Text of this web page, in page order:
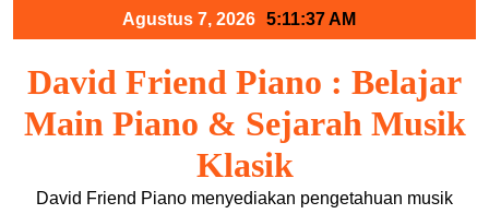
Agustus 7, 2026 5:11:37 AM
David Friend Piano : Belajar
Main Piano & Sejarah Musik
Klasik
David Friend Piano menyediakan pengetahuan musik